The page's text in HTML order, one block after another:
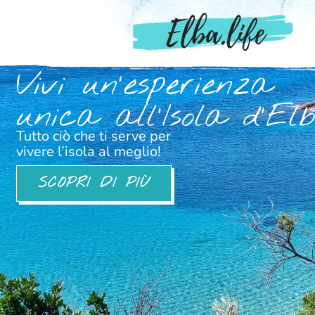
Vivi un'esperienza
unica all’Isola
Tutto ciò che ti serve per
vivere l’isola al meglio!
SCOPRI DI PIÙ